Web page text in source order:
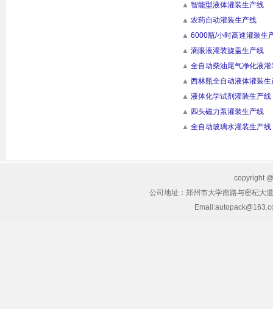
▲ 智能型液体灌装生产线
▲ 农药自动灌装生产线
▲ 6000瓶/小时高速灌装生
▲ 滴眼液灌装旋盖生产线
▲ 全自动柴油尾气净化液灌
▲ 西林瓶全自动液体灌装生
▲ 液体化学试剂灌装生产线
▲ 四头磁力泵灌装生产线
▲ 全自动玻璃水灌装生产线
copyright
公司地址：郑州市大学南路与密杞